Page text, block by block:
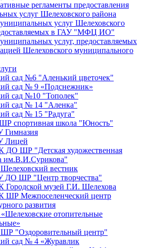
регламенты предоставления
услуг Шелеховского района
услуг Шелеховского
в ГАУ "МФЦ ИО"
услуг, предоставляемых
Шелеховского муниципального
сад №6 "Аленький цветочек"
сад № 9 «Подснежник»
сад №10 "Тополек"
сад № 14 "Аленка"
сад № 15 "Радуга"
спортивная школа "Юность"
Лицей
ШР "Детская художественная
им.В.И.Сурикова"
вестник
ШР "Центр творчества"
музей Г.И. Шелехова
Межпоселенческий центр
развития
отопительные
"Оздоровительный центр"
сад № 4 «Журавлик